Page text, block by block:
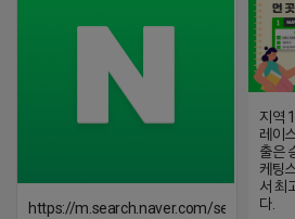
https://m.search.naver.com/search.naver?
지역
레이
출은
케팅
서 최
다.